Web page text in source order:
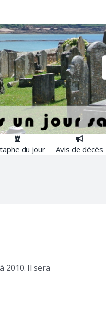
du jour Avis de décès
2010. Il sera